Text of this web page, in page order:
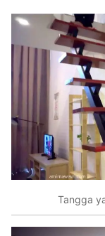
Tangga